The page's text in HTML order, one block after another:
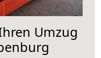
Umzug